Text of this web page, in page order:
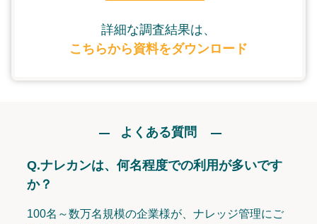
詳細な調査結果は、
こちらから資料をダウンロード
よくある質問
Q.ナレカンは、何名程度での利用が多いです
か？
100名～数万名規模の企業様が、ナレッジ管理にご